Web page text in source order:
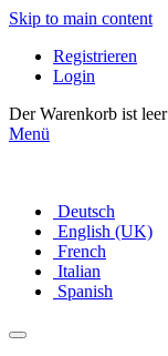
Skip to main content
Registrieren
Login
Der Warenkorb ist leer
Menü
Deutsch
English (UK)
French
Italian
Spanish